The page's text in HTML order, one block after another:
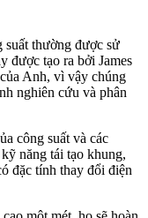
suất thường được sử
được tạo ra bởi James
Anh, vì vậy chúng
nghiên cứu và phân
công suất và các
năng tái tạo khung,
đặc tính thay đổi điện